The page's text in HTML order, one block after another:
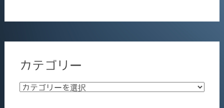
カテゴリー
カ